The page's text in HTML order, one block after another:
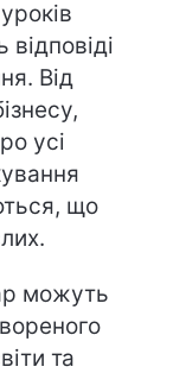
Від
усі
що
можуть
та